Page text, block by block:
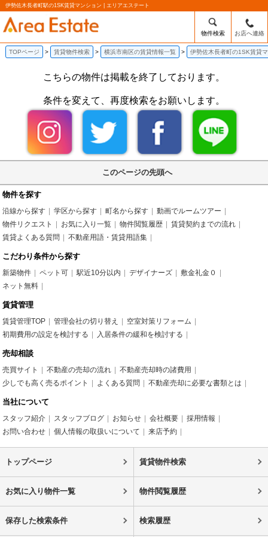
伊勢佐木長者町駅の1SK賃貸マンション | エリアエステート
物件検索 お店へ連絡
TOPページ 賃貸物件検索 横浜市南区の賃貸情報一覧 伊勢佐木長者町の1SK賃貸
こちらの物件は掲載を終了しております。
条件を変えて、再度検索をお願いします。
このページの先頭へ
物件を探す
沿線から探す 学区から探す 町名から探す
動画でルームツアー
物件リクエスト
お気に入り一覧 物件閲覧履歴
賃貸契約までの流れ
賃貸よくある質問
不動産用語・賃貸用語集
こだわり条件から探す
新築物件 ペット可 駅近10分以内 デザイナーズ
敷金礼金０
ネット無料
賃貸管理
賃貸管理TOP 管理会社の切り替え
空室対策リフォーム
初期費用の設定を検討する
入居条件の緩和を検討する
売却相談
売買サイト 不動産の売却の流れ
不動産売却時の諸費用
少しでも高く売るポイント
よくある質問 不動産売却に必要な書類とは
当社について
スタッフ紹介 スタッフブログ お知らせ 会社概要
採用情報
お問い合わせ
個人情報の取扱いについて 来店予約
トップページ 賃貸物件検索
お気に入り物件一覧 物件閲覧履歴
保存した検索条件 検索履歴